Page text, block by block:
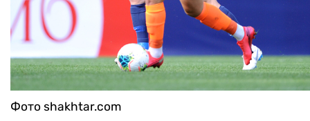
Фото shakhtar.com